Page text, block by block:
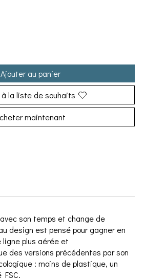
Ajouter au panier
la liste de souhaits
maintenant
son temps et change de
design est pensé pour gagner en
plus aérée et
des versions précédentes par son
: moins de plastique, un